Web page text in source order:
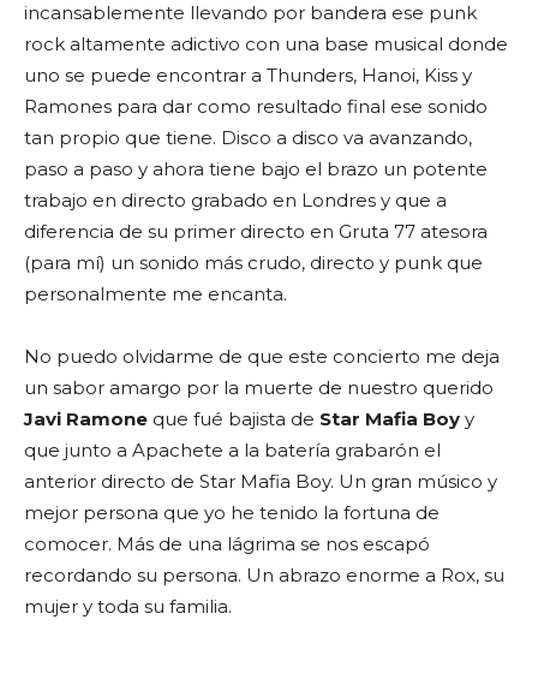
incansablemente llevando por bandera ese punk
rock altamente adictivo con una base musical donde
uno se puede encontrar a Thunders, Hanoi, Kiss y
Ramones para dar como resultado final ese sonido
tan propio que tiene. Disco a disco va avanzando,
paso a paso y ahora tiene bajo el brazo un potente
trabajo en directo grabado en Londres y que a
diferencia de su primer directo en Gruta 77 atesora
(para mí) un sonido más crudo, directo y punk que
personalmente me encanta.
No puedo olvidarme de que este concierto me deja
un sabor amargo por la muerte de nuestro querido
Javi Ramone que fué bajista de Star Mafia Boy y
que junto a Apachete a la batería grabarón el
anterior directo de Star Mafia Boy. Un gran músico y
mejor persona que yo he tenido la fortuna de
comocer. Más de una lágrima se nos escapó
recordando su persona. Un abrazo enorme a Rox, su
mujer y toda su familia.